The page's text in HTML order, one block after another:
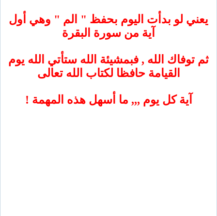
لو بدأت اليوم بحفظ " الم " وهي أول
آية من سورة البقرة
الله , فبمشيئة الله ستأتي الله يوم
القيامة حافظا لكتاب الله تعالى
آية كل يوم ,,, ما أسهل هذه المهمة !